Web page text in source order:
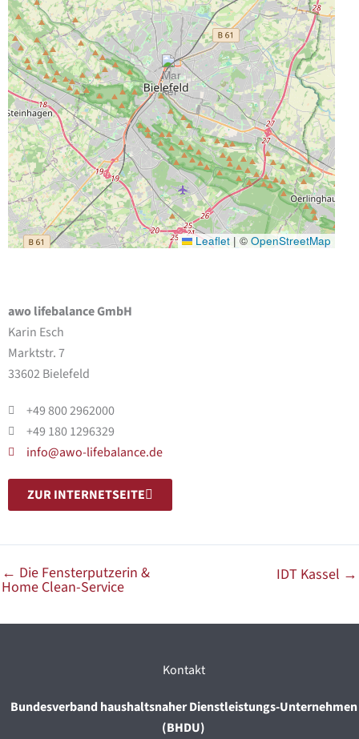
Leaflet | © OpenStreetMap
awo lifebalance GmbH
Karin Esch
Marktstr. 7
33602 Bielefeld
+49 800 2962000
+49 180 1296329
info@awo-lifebalance.de
ZUR INTERNETSEITE
← Die Fensterputzerin &
Home Clean-Service
IDT Kassel →
Kontakt
Bundesverband haushaltsnaher Dienstleistungs-Unternehmen
(BHDU)